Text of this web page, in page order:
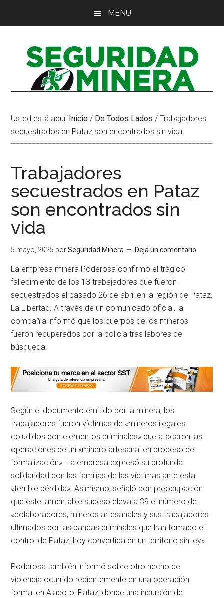
principal
MENU
Usted está aquí: Inicio / De Todos Lados / Trabajadores
secuestrados en Pataz son encontrados sin vida
Trabajadores
secuestrados en Pataz
son encontrados sin
vida
5 mayo, 2025 porSeguridad Minera Deja un comentario
La empresa minera Poderosa confirmó el trágico
fallecimiento de los 13 trabajadores que fueron
secuestrados el pasado 26 de abril en la región de Pataz,
La Libertad. A través de un comunicado oficial, la
compañía informó que los cuerpos de los mineros
fueron recuperados por la policía tras labores de
búsqueda.
Según el documento emitido por la minera, los
trabajadores fueron víctimas de «mineros ilegales
coludidos con elementos criminales» que atacaron las
operaciones de un «minero artesanal en proceso de
formalización». La empresa expresó su profunda
solidaridad con las familias de las víctimas ante esta
«terrible pérdida». Asimismo, señaló con preocupación
que este lamentable suceso eleva a 39 el número de
«colaboradores, mineros artesanales y sus trabajadores
ultimados por las bandas criminales que han tomado el
control de Pataz, hoy convertida en un territorio sin ley».
Poderosa también informó sobre otro hecho de
violencia ocurrido recientemente en una operación
formal en Alacoto, Pataz, donde una incursión de